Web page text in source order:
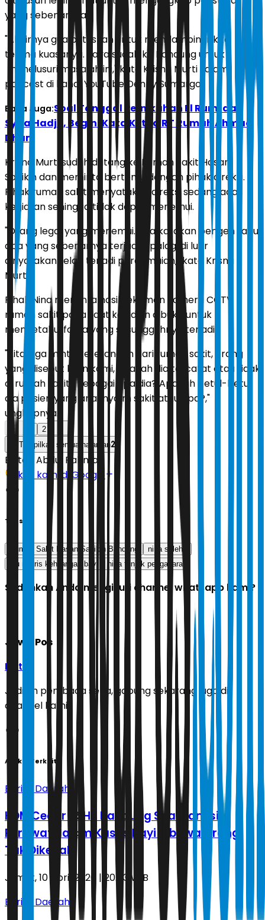
yang sebenarnya.
"Akhirnya gua putuskan untuk mendampingi, kita
terima kuasanya. Saya sudah ke Bandung untuk
menelusuri masalah ini," kata Krisna Murti salam
podcast di kanal YouTube Denny Sumargo.
Baca Juga:Soal Tanggal Pernikahan El Rumi dan
Syifa Hadju, Begini Kata Ketua RT Rumah Ahmad
Dhani
Krisna Murti sudah datang ke Rumah Sakit Hasan
Sadikin dan meminta bertemu dengan pihak direksi.
Pihak rumah sakit menyatakan direksi sedang ada
kegiatan sehingga tidak dapat menemui.
"Orang legal yang menemui. Kita katakan pengen tahu
apa yang sebenarnya terjadi. Apalagi di luar
dinyatakan telah terjadi perdamaian," kata Krisna
Murti.
Pihak Nina meminta hasil rekaman kamera CCTV
rumah sakit pada saat kejadian dibuka untuk
mengetahui fakta yang sesungguhnya terjadi.
"Kita juga minta keterangan dari rumah sakit, orang
yang disebut klien kami, apakah dia tercatat atau tidak
di rumah sakit? Sebagai apa dia? Apakah betul-betul
dia pasien yang anaknya m sakit atau apa?,"
ungkapnya.
2
Tampilkan semua halaman2
Editor: Abdul Rahman
Ikuti kami di Google
Tags
Rumah Sakit Hasan Sadikin Bandung
nina saleha
ibu nyaris kehilangan bayi
nina tunjuk pengacara
Sudahkah Anda mengikuti channel whatsapp kami?
Jawa Pos
Ikuti
Jadilah pembaca setia, gabung sekarang juga di
channel kami!
Artikel Terkait
Berita Daerah
KDM Cecar RSHS Bandung Soal Sanksi
Perawat dalam Kasus Bayi Dibawa Orang
Tak Dikenal
Jumat, 10 April 2026 | 20.53 WIB
Berita Daerah